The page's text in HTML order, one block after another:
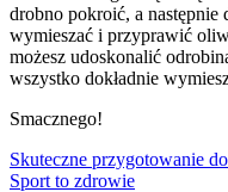
drobno pokroić, a
wymieszać i przyprawić
możesz udoskonalić
wszystko dokładnie
Smacznego!
Skuteczne przygotowanie
Sport to zdrowie